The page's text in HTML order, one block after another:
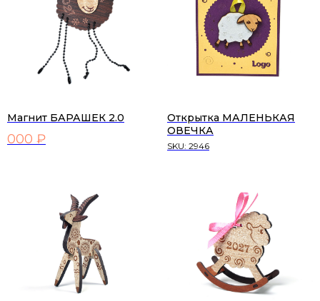
Магнит БАРАШЕК 2.0
000 ₽
Открытка МАЛЕНЬКАЯ
ОВЕЧКА
SKU: 2946